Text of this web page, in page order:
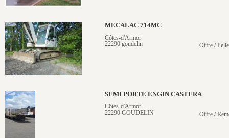
MECALAC 714MC
Côtes-d'Armor
22290 goudelin
Offre /
SEMI PORTE ENGIN CASTERA
Côtes-d'Armor
22290 GOUDELIN
Offre /